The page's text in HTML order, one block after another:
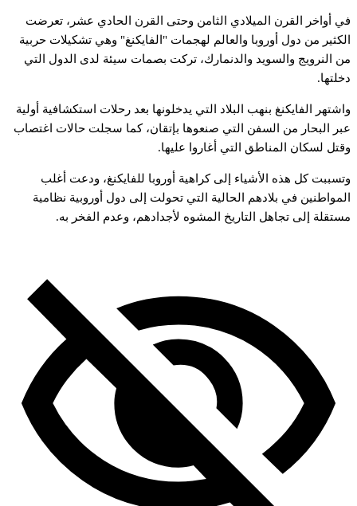
في أواخر القرن الميلادي الثامن وحتى القرن الحادي عشر، تعرضت
الكثير من دول أوروبا والعالم لهجمات "الفايكنغ" وهي تشكيلات حربية
من النرويج والسويد والدنمارك، تركت بصمات سيئة لدى الدول التي
دخلتها.
واشتهر الفايكنغ بنهب البلاد التي يدخلونها بعد رحلات استكشافية أولية
عبر البحار من السفن التي صنعوها بإتقان، كما سجلت حالات اغتصاب
وقتل لسكان المناطق التي أغاروا عليها.
وتسببت كل هذه الأشياء إلى كراهية أوروبا للفايكنغ، ودعت أغلب
المواطنين في بلادهم الحالية التي تحولت إلى دول أوروبية نظامية
مستقلة إلى تجاهل التاريخ المشوه لأجدادهم، وعدم الفخر به.